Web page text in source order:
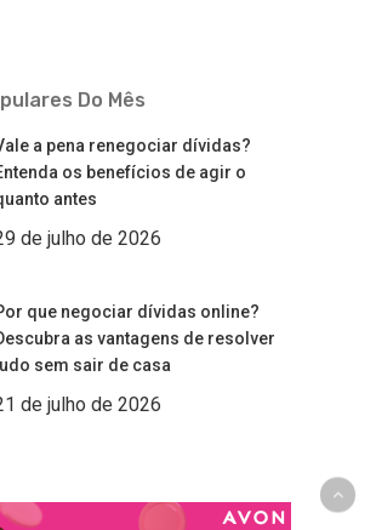
Do Mês
a pena renegociar dívidas?
os benefícios de agir o
antes
de julho de 2026
que negociar dívidas online?
as vantagens de resolver
sem sair de casa
de julho de 2026